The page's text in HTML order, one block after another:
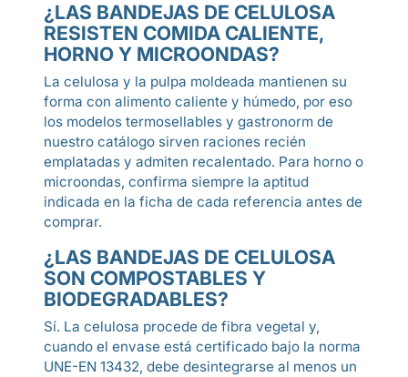
¿LAS BANDEJAS DE CELULOSA
RESISTEN COMIDA CALIENTE,
HORNO Y MICROONDAS?
La celulosa y la pulpa moldeada mantienen su
forma con alimento caliente y húmedo, por eso
los modelos termosellables y gastronorm de
nuestro catálogo sirven raciones recién
emplatadas y admiten recalentado. Para horno o
microondas, confirma siempre la aptitud
indicada en la ficha de cada referencia antes de
comprar.
¿LAS BANDEJAS DE CELULOSA
SON COMPOSTABLES Y
BIODEGRADABLES?
Sí. La celulosa procede de fibra vegetal y,
cuando el envase está certificado bajo la norma
UNE-EN 13432, debe desintegrarse al menos un